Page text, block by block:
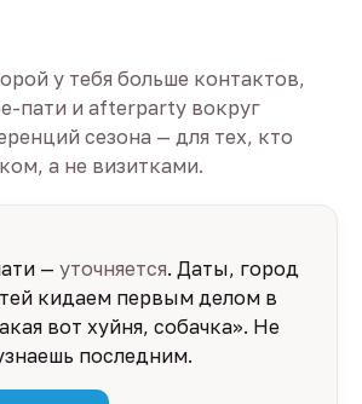
у тебя больше контактов,
пати и afterparty вокруг
сезона — для тех, кто
а не визитками.
— уточняется. Даты, город
кидаем первым делом в
вот хуйня, собачка». Не
последним.